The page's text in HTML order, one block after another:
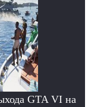
GTA VI на